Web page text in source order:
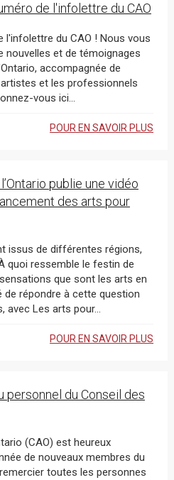
de l'infolettre du CAO
nouvelles et de témoignages
accompagnée de
et les professionnels
des arts de la province. Abonnez-vous ici...
POUR EN SAVOIR PLUS
publie une vidéo
des arts pour
issus de différentes régions,
répondre à cette question
en seulement 60 secondes, avec Les arts pour...
POUR EN SAVOIR PLUS
personnel du Conseil des
de nouveaux membres du
toutes les personnes